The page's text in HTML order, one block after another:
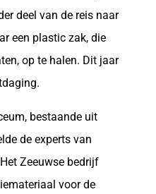
deel van de reis naar
een plastic zak, die
op te halen. Dit jaar
bestaande uit
de experts van
Zeeuwse bedrijf
voor de